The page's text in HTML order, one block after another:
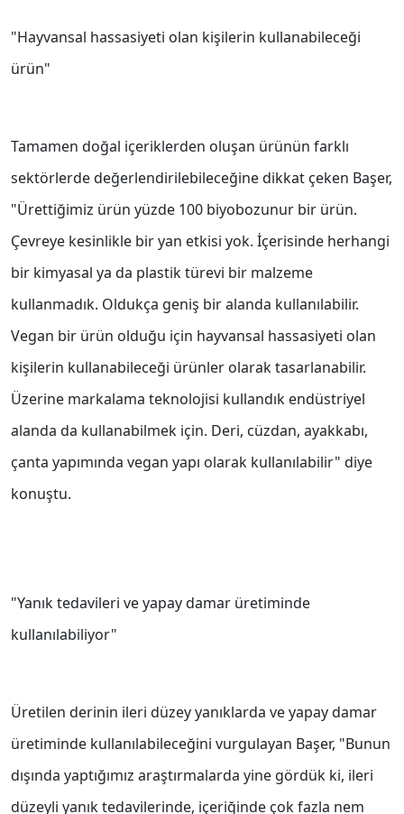
"Hayvansal hassasiyeti olan kişilerin kullanabileceği
ürün"
Tamamen doğal içeriklerden oluşan ürünün farklı
sektörlerde değerlendirilebileceğine dikkat çeken Başer,
"Ürettiğimiz ürün yüzde 100 biyobozunur bir ürün.
Çevreye kesinlikle bir yan etkisi yok. İçerisinde herhangi
bir kimyasal ya da plastik türevi bir malzeme
kullanmadık. Oldukça geniş bir alanda kullanılabilir.
Vegan bir ürün olduğu için hayvansal hassasiyeti olan
kişilerin kullanabileceği ürünler olarak tasarlanabilir.
Üzerine markalama teknolojisi kullandık endüstriyel
alanda da kullanabilmek için. Deri, cüzdan, ayakkabı,
çanta yapımında vegan yapı olarak kullanılabilir" diye
konuştu.
"Yanık tedavileri ve yapay damar üretiminde
kullanılabiliyor"
Üretilen derinin ileri düzey yanıklarda ve yapay damar
üretiminde kullanılabileceğini vurgulayan Başer, "Bunun
dışında yaptığımız araştırmalarda yine gördük ki, ileri
düzeyli yanık tedavilerinde, içeriğinde çok fazla nem